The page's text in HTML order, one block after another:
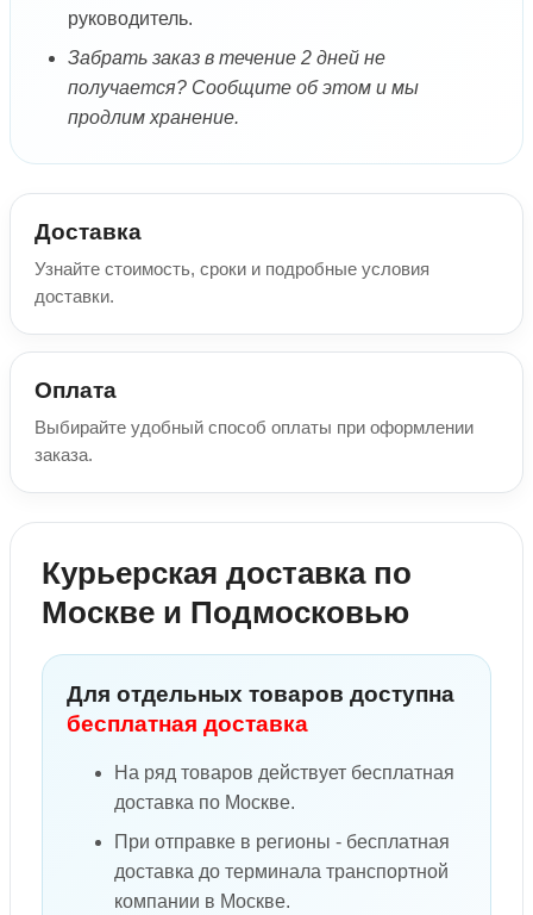
руководитель.
Забрать заказ в течение 2 дней не
получается? Сообщите об этом и мы
продлим хранение.
Доставка
Узнайте стоимость, сроки и подробные условия
доставки.
Оплата
Выбирайте удобный способ оплаты при оформлении
заказа.
Курьерская доставка по
Москве и Подмосковью
Для отдельных товаров доступна
бесплатная доставка
На ряд товаров действует бесплатная
доставка по Москве.
При отправке в регионы - бесплатная
доставка до терминала транспортной
компании в Москве.